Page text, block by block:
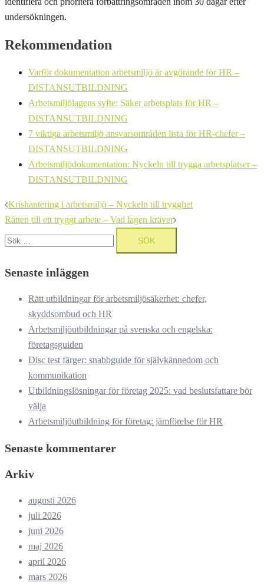
undersökningen.
Rekommendation
Varför dokumentation arbetsmiljö är avgörande för HR –
DISTANSUTBILDNING
Arbetsmiljölagens syfte: Säker arbetsplats för HR –
DISTANSUTBILDNING
7 viktiga arbetsmiljö ansvarsområden lista för HR-chefer –
DISTANSUTBILDNING
Arbetsmiljödokumentation: Nyckeln till trygga arbetsplatser –
DISTANSUTBILDNING
Inläggsnavigering
Krishantering i arbetsmiljö – Nyckeln till trygghet
Rätten till ett tryggt arbete – Vad lagen kräver
Sök
efter:
Senaste inläggen
Rätt utbildningar för arbetsmiljösäkerhet: chefer,
skyddsombud och HR
Arbetsmiljöutbildningar på svenska och engelska:
företagsguiden
Disc test färger: snabbguide för självkännedom och
kommunikation
Utbildningslösningar för företag 2025: vad beslutsfattare bör
välja
Arbetsmiljöutbildning för företag: jämförelse för HR
Senaste kommentarer
Arkiv
augusti 2026
juli 2026
juni 2026
maj 2026
april 2026
mars 2026